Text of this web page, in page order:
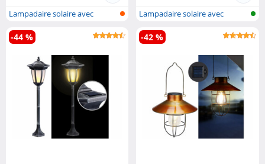
Lampadaire solaire avec
détecteur d..
Lampadaire solaire avec
capteur cré..
-44 % -42 %